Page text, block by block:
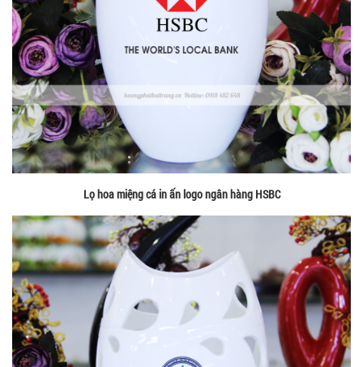
Lọ hoa miệng cá in ấn logo ngân hàng HSBC